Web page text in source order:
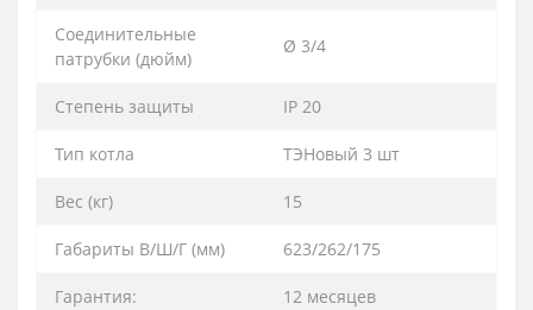
Соединительные
патрубки (дюйм)
Ø 3/4
Степень защиты IP 20
Тип котла ТЭНовый 3 шт
Вес (кг) 15
Габариты В/Ш/Г (мм) 623/262/175
Гарантия: 12 месяцев